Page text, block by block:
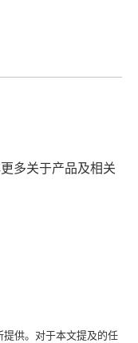
多关于产品及相关
供。对于本文提及的任